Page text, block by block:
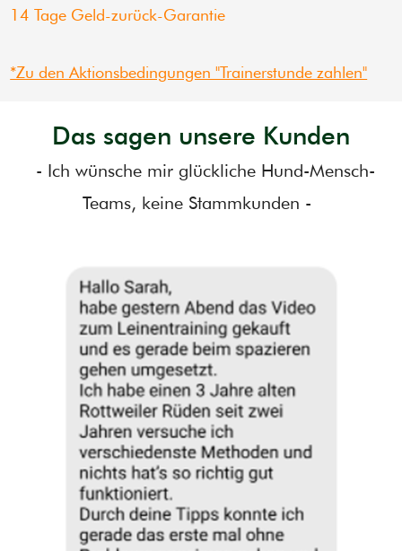
14 Tage Geld-zurück-Garantie
*Zu den Aktionsbedingungen "Trainerstunde zahlen"
Das sagen unsere Kunden
- Ich wünsche mir glückliche Hund-Mensch-
Teams, keine Stammkunden -